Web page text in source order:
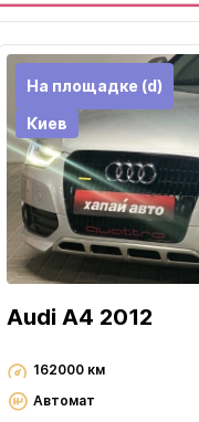
На площадке (d)
Киев
Audi A4 2012
162000 км
Автомат